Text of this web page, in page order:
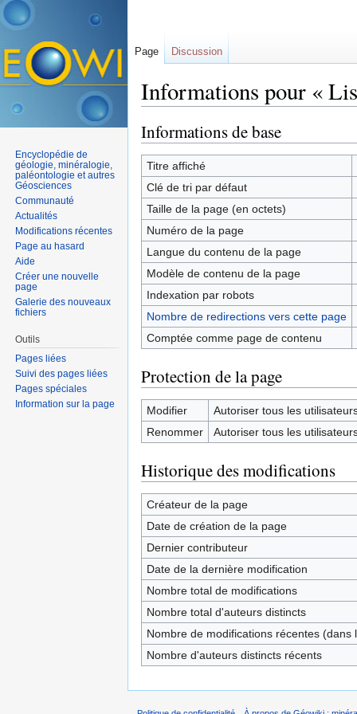
Informations pour «
Informations de base
Titre affiché
Clé de tri par défaut
Taille de la page (en octets)
Numéro de la page
Langue du contenu de la page
Modèle de contenu de la page
Indexation par robots
Nombre de redirections vers cette page
Comptée comme page de contenu
Protection de la page
Modifier
Autoriser tous les
Renommer
Autoriser tous les
Historique des modifications
Créateur de la page
Date de création de la page
Dernier contributeur
Date de la dernière modification
Nombre total de modifications
Nombre total d'auteurs distincts
Nombre de modifications récentes (dans
Nombre d'auteurs distincts récents
Page Discussion
Encyclopédie de
géologie, minéralogie,
paléontologie et autres
Géosciences
Communauté
Actualités
Modifications récentes
Page au hasard
Aide
Créer une nouvelle
page
Galerie des nouveaux
fichiers
Outils
Pages liées
Suivi des pages liées
Pages spéciales
Information sur la page